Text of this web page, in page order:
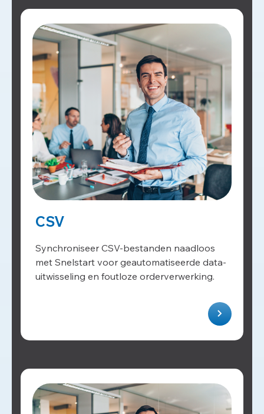
CSV
Synchroniseer CSV-bestanden naadloos
met Snelstart voor geautomatiseerde data-
uitwisseling en foutloze orderverwerking.